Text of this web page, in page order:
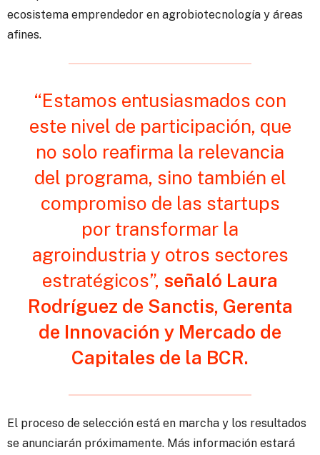
ecosistema emprendedor en agrobiotecnología y áreas
afines.
“Estamos entusiasmados con
este nivel de participación, que
no solo reafirma la relevancia
del programa, sino también el
compromiso de las startups
por transformar la
agroindustria y otros sectores
estratégicos”, señaló Laura
Rodríguez de Sanctis, Gerenta
de Innovación y Mercado de
Capitales de la BCR.
El proceso de selección está en marcha y los resultados
se anunciarán próximamente. Más información estará